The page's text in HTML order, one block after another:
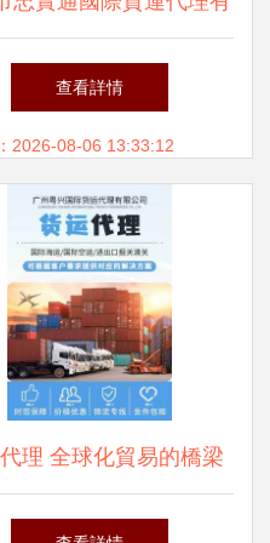
公司攜手阿土伯網，開
代理熱賣促銷新篇章
查看詳情
2026-08-06 13:33:12
理 全球化貿易的橋梁
與紐帶